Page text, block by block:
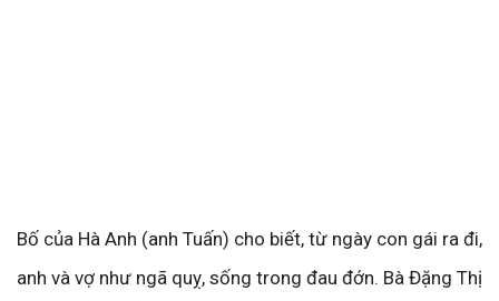
Bố của Hà Anh (anh Tuấn) cho biết, từ ngày con gái ra đi,
anh và vợ như ngã quỵ, sống trong đau đớn. Bà Đặng Thị